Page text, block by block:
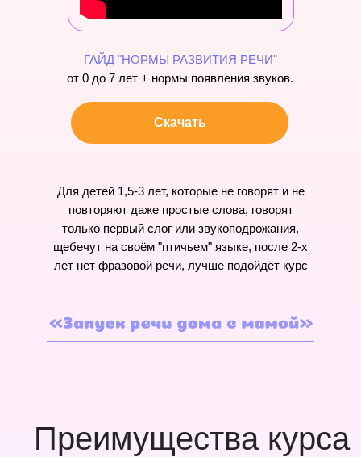
ГАЙД "НОРМЫ РАЗВИТИЯ РЕЧИ"
от 0 до 7 лет + нормы появления звуков.
Для детей 1,5-3 лет, которые не говорят и не
повторяют даже простые слова, говорят
только первый слог или звукоподрожания,
щебечут на своём "птичьем" языке, после 2-х
лет нет фразовой речи, лучше подойдёт курс
Скачать
Преимущества курса